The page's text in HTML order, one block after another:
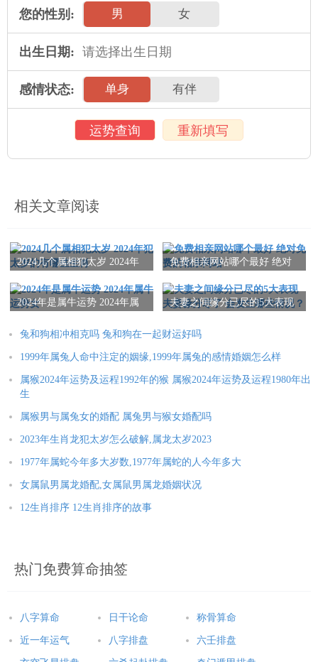
您的性别: 男 女
出生日期:
感情状态: 单身 有伴
运势查询 重新填写
相关文章阅读
2024几个属相犯太岁 2024年
免费相亲网站哪个最好 绝对
2024年是属牛运势 2024年属
夫妻之间缘分已尽的5大表现
况？
兔和狗相冲相克吗 兔和狗在一起财运好吗
1999年属兔人命中注定的姻缘,1999年属兔的感情婚姻怎么样
属猴2024年运势及运程1992年的猴 属猴2024年运势及运程1980年出
生
属猴男与属兔女的婚配 属兔男与猴女婚配吗
2023年生肖龙犯太岁怎么破解,属龙太岁2023
1977年属蛇今年多大岁数,1977年属蛇的人今年多大
女属鼠男属龙婚配,女属鼠男属龙婚姻状况
12生肖排序 12生肖排序的故事
热门免费算命抽签
八字算命 日干论命 称骨算命
近一年运气 八字排盘 六壬排盘